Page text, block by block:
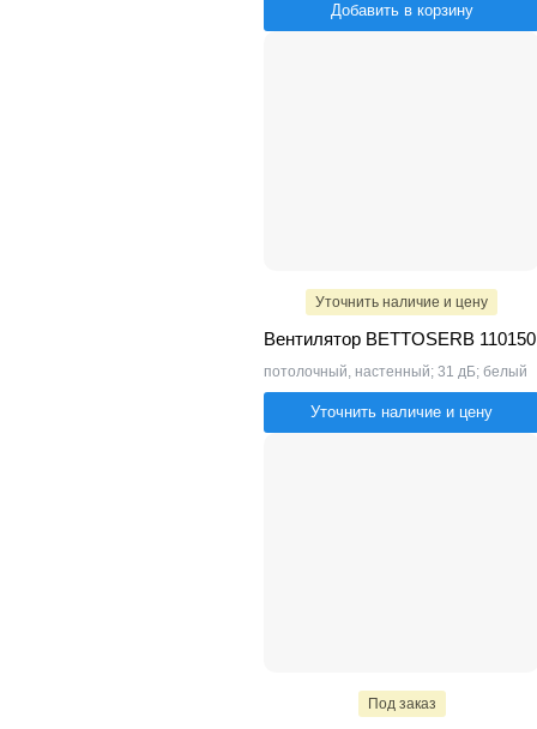
Добавить в корзину
Уточнить наличие и цену
Вентилятор BETTOSERB 110150
потолочный, настенный; 31 дБ; белый
Уточнить наличие и цену
Под заказ